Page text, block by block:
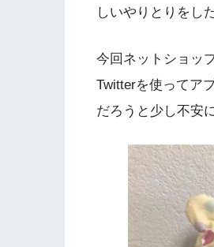
しいやりとりをし
今回ネットショッ
Twitterを使ってア
だろうと少し不安